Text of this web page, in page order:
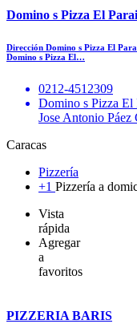
Domino s Pizza El
Dirección Domino s Pizza El
Domino s Pizza El…
0212-4512309
Domino s Pizza El
Jose Antonio Páez
Caracas
Pizzería
+1 Pizzería a
Vista
rápida
Agregar
a
favoritos
PIZZERIA BARIS